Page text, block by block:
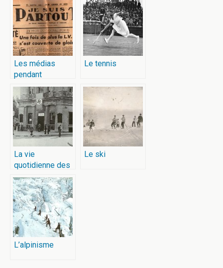
l’Occupation
Les médias
pendant
l’Occupation
Le tennis
La vie
quotidienne des
Français sous
l’Occupation
Le ski
L’alpinisme